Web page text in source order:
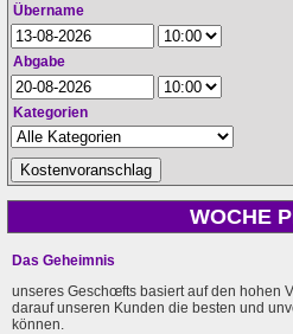
Übername
Abgabe
Kategorien
WOCHE
Das Geheimnis
unseres Geschœfts basiert auf den hohen
darauf unseren Kunden die besten und
können.